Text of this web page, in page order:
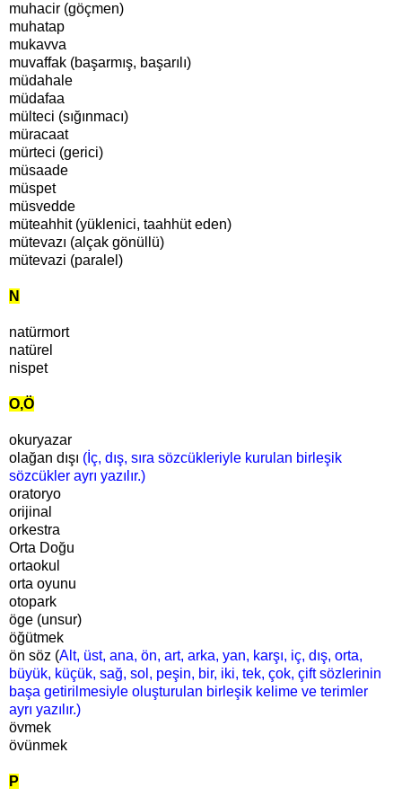
muhacir (göçmen)
muhatap
mukavva
muvaffak (başarmış, başarılı)
müdahale
müdafaa
mülteci (sığınmacı)
müracaat
mürteci (gerici)
müsaade
müspet
müsvedde
müteahhit (yüklenici, taahhüt eden)
mütevazı (alçak gönüllü)
mütevazi (paralel)
N
natürmort
natürel
nispet
O,Ö
okuryazar
olağan dışı (İ ç, dış, sıra sözcükleriyle kurulan birleşik
sözcükler ayrı yazılır.)
oratoryo
orijinal
orkestra
Orta Doğu
ortaokul
orta oyunu
otopark
öge (unsur)
öğütmek
ön söz (Alt, üst, ana, ön, art, arka, yan, karşı, iç, dış, orta,
büyük, küçük, sağ, sol, peşin, bir, iki, tek, çok, çift sözlerinin
başa getirilmesiyle oluşturulan birleşik kelime ve terimler
ayrı yazılır.)
övmek
övünmek
P